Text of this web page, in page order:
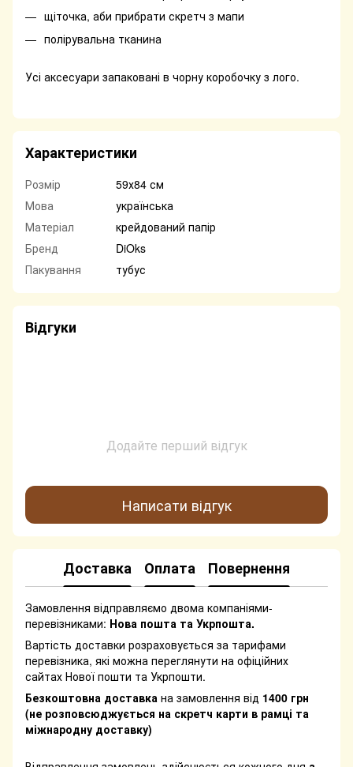
щіточка, аби прибрати скретч з мапи
полірувальна тканина
Усі аксесуари запаковані в чорну коробочку з лого.
Характеристики
Розмір
59х84 см
Мова
українська
Матеріал
крейдований папір
Бренд
DiOks
Пакування
тубус
Відгуки
Додайте перший відгук
Написати відгук
Доставка Оплата Повернення
Замовлення відправляємо двома компаніями-
перевізниками: Нова пошта та Укрпошта.
Вартість доставки розраховується за тарифами
перевізника, які можна переглянути на офіційних
сайтах Нової пошти та Укрпошти.
Безкоштовна доставка на замовлення від 1400 грн
(не розповсюджується на скретч карти в рамці та
міжнародну доставку)